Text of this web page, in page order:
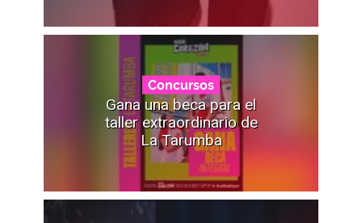
Concursos
Gana una beca para el
taller extraordinario de
La Tarumba